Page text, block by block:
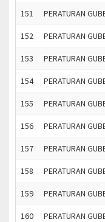
151 PERATURAN
152 PERATURAN
153 PERATURAN
154 PERATURAN
155 PERATURAN
156 PERATURAN
157 PERATURAN
158 PERATURAN
159 PERATURAN
160 PERATURAN